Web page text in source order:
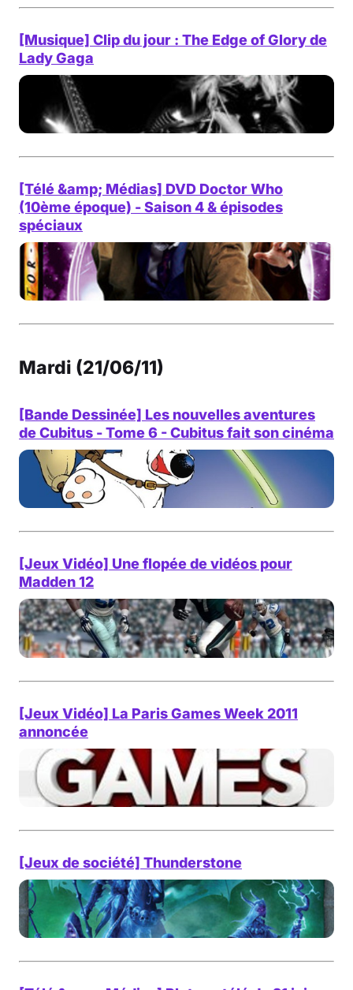
[Musique] Clip du jour : The Edge of Glory de
Lady Gaga
[Télé &amp; Médias] DVD Doctor Who
(10ème époque) - Saison 4 & épisodes
spéciaux
Mardi (21/06/11)
[Bande Dessinée] Les nouvelles aventures
de Cubitus - Tome 6 - Cubitus fait son cinéma
[Jeux Vidéo] Une flopée de vidéos pour
Madden 12
[Jeux Vidéo] La Paris Games Week 2011
annoncée
[Jeux de société] Thunderstone